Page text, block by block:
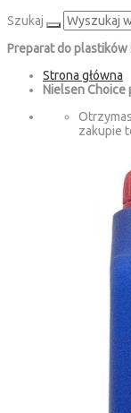
Szukaj
Preparat do plastików
Strona główna
Nielsen
zakupie